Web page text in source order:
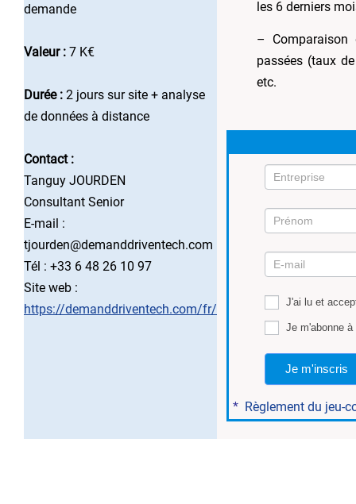
demande
Valeur : 7 K€
Durée : 2 jours sur site + analyse
de données à distance
Contact :
Tanguy JOURDEN
Consultant Senior
E-mail :
tjourden@demanddriventech.com
Tél : +33 6 48 26 10 97
Site web :
https://demanddriventech.com/fr/
les 6 derniers
– Comparaison
passées (taux
etc.
J'ai lu et
Je m'abonne
Je m'inscris
* Règlement du jeu-